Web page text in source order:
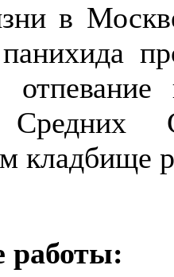
в
панихида
кладбище
работы: